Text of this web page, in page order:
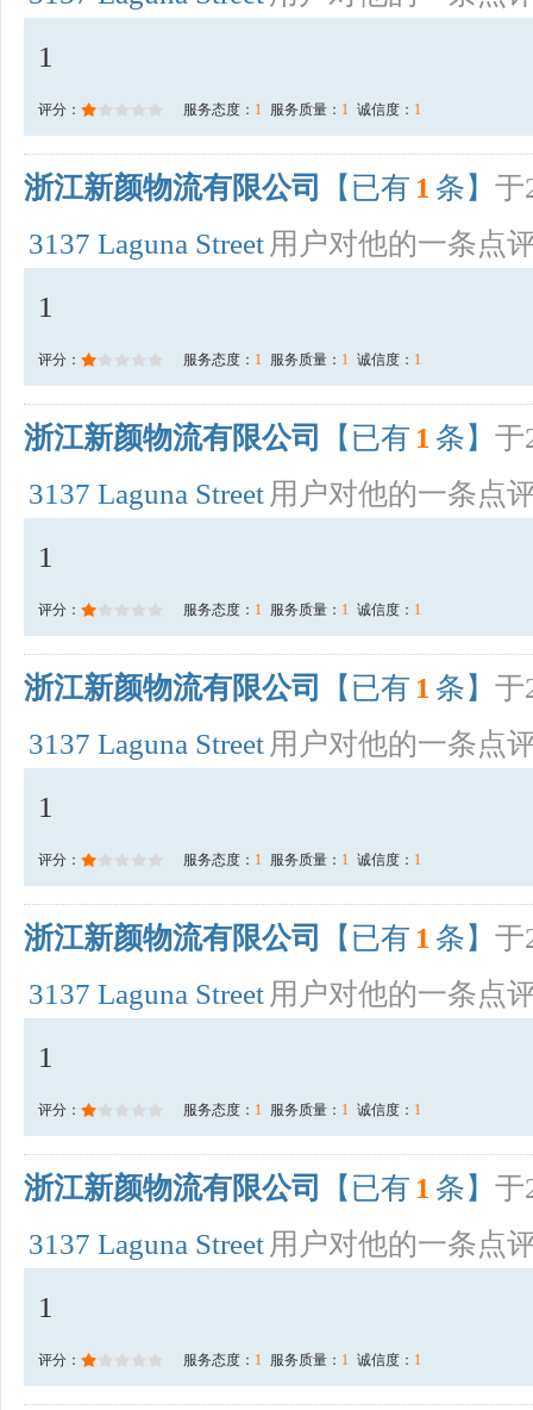
1
评分： 服务态度： 1 服务质量： 1 诚信度： 1
浙江新颜物流有限公司 【已有 1 条】 于
3137 Laguna Street 用户对他的一条点
1
评分： 服务态度： 1 服务质量： 1 诚信度： 1
浙江新颜物流有限公司 【已有 1 条】 于
3137 Laguna Street 用户对他的一条点
1
评分： 服务态度： 1 服务质量： 1 诚信度： 1
浙江新颜物流有限公司 【已有 1 条】 于
3137 Laguna Street 用户对他的一条点
1
评分： 服务态度： 1 服务质量： 1 诚信度： 1
浙江新颜物流有限公司 【已有 1 条】 于
3137 Laguna Street 用户对他的一条点
1
评分： 服务态度： 1 服务质量： 1 诚信度： 1
浙江新颜物流有限公司 【已有 1 条】 于
3137 Laguna Street 用户对他的一条点
1
评分： 服务态度： 1 服务质量： 1 诚信度： 1